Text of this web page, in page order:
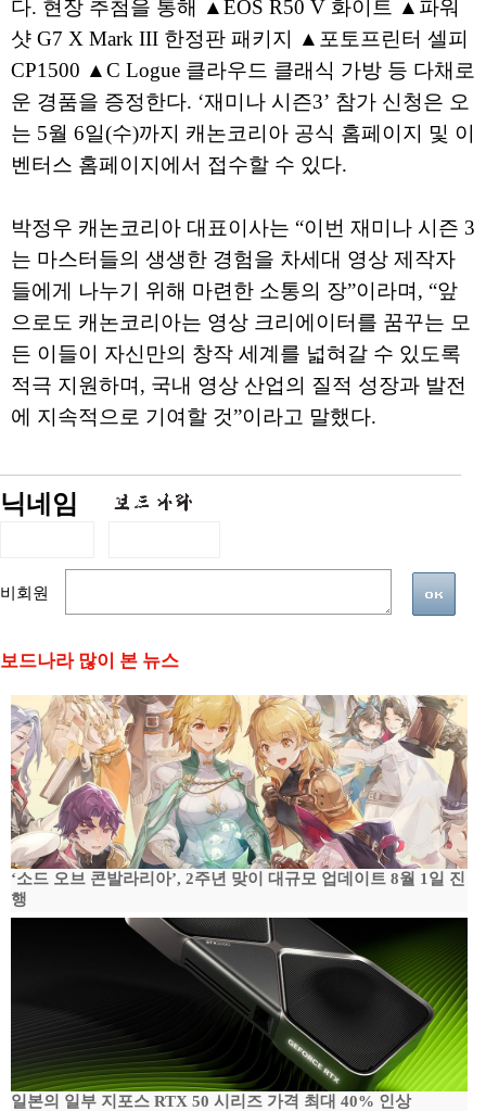
다. 현장 추첨을 통해 ▲EOS R50 V 화이트 ▲파워
샷 G7 X Mark III 한정판 패키지 ▲포토프린터 셀피
CP1500 ▲C Logue 클라우드 클래식 가방 등 다채로
운 경품을 증정한다. ‘재미나 시즌3’ 참가 신청은 오
는 5월 6일(수)까지 캐논코리아 공식 홈페이지 및 이
벤터스 홈페이지에서 접수할 수 있다.
박정우 캐논코리아 대표이사는 “이번 재미나 시즌 3
는 마스터들의 생생한 경험을 차세대 영상 제작자
들에게 나누기 위해 마련한 소통의 장”이라며, “앞
으로도 캐논코리아는 영상 크리에이터를 꿈꾸는 모
든 이들이 자신만의 창작 세계를 넓혀갈 수 있도록
적극 지원하며, 국내 영상 산업의 질적 성장과 발전
에 지속적으로 기여할 것”이라고 말했다.
닉네임
비회원
보드나라 많이 본 뉴스
‘소드 오브 콘발라리아’, 2주년 맞이 대규모 업데이트 8월 1일 진
행
일본의 일부 지포스 RTX 50 시리즈 가격 최대 40% 인상